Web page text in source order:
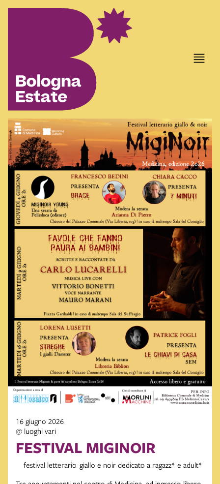
16 giugno 2026
@ luoghi vari
FESTIVAL MIGINOIR
festival letterario giallo e noir dedicato a ragazz* e adult*